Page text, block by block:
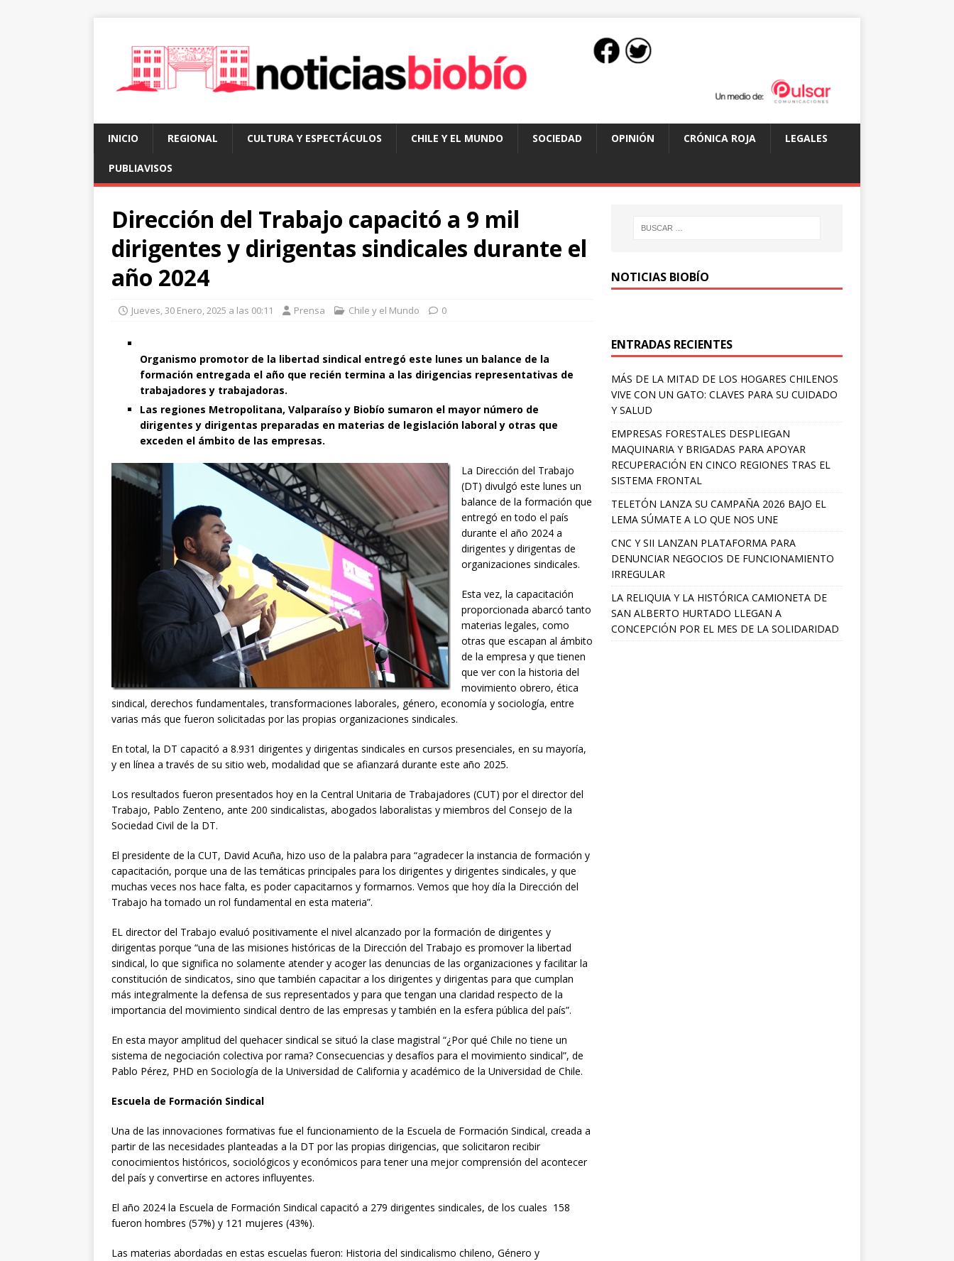
INICIO REGIONAL CULTURA Y ESPECTÁCULOS CHILE Y EL MUNDO SOCIEDAD OPINIÓN CRÓNICA ROJA LEGALES
PUBLIAVISOS
Dirección del Trabajo capacitó a 9 mil
dirigentes y dirigentas sindicales durante el
año 2024
Jueves, 30 Enero, 2025 a las 00:11 Prensa Chile y el Mundo 0
Organismo promotor de la libertad sindical entregó este lunes un balance de la
formación entregada el año que recién termina a las dirigencias representativas de
trabajadores y trabajadoras.
Las regiones Metropolitana, Valparaíso y Biobío sumaron el mayor número de
dirigentes y dirigentas preparadas en materias de legislación laboral y otras que
exceden el ámbito de las empresas.
La Dirección del Trabajo
(DT) divulgó este lunes un
balance de la formación que
entregó en todo el país
durante el año 2024 a
dirigentes y dirigentas de
organizaciones sindicales.
Esta vez, la capacitación
proporcionada abarcó tanto
materias legales, como
otras que escapan al ámbito
de la empresa y que tienen
que ver con la historia del
movimiento obrero, ética
sindical, derechos fundamentales, transformaciones laborales, género, economía y sociología, entre
varias más que fueron solicitadas por las propias organizaciones sindicales.
En total, la DT capacitó a 8.931 dirigentes y dirigentas sindicales en cursos presenciales, en su mayoría,
y en línea a través de su sitio web, modalidad que se afianzará durante este año 2025.
Los resultados fueron presentados hoy en la Central Unitaria de Trabajadores (CUT) por el director del
Trabajo, Pablo Zenteno, ante 200 sindicalistas, abogados laboralistas y miembros del Consejo de la
Sociedad Civil de la DT.
El presidente de la CUT, David Acuña, hizo uso de la palabra para “agradecer la instancia de formación y
capacitación, porque una de las temáticas principales para los dirigentes y dirigentes sindicales, y que
muchas veces nos hace falta, es poder capacitarnos y formarnos. Vemos que hoy día la Dirección del
Trabajo ha tomado un rol fundamental en esta materia”.
EL director del Trabajo evaluó positivamente el nivel alcanzado por la formación de dirigentes y
dirigentas porque “una de las misiones históricas de la Dirección del Trabajo es promover la libertad
sindical, lo que significa no solamente atender y acoger las denuncias de las organizaciones y facilitar la
constitución de sindicatos, sino que también capacitar a los dirigentes y dirigentas para que cumplan
más integralmente la defensa de sus representados y para que tengan una claridad respecto de la
importancia del movimiento sindical dentro de las empresas y también en la esfera pública del país”.
En esta mayor amplitud del quehacer sindical se situó la clase magistral “¿Por qué Chile no tiene un
sistema de negociación colectiva por rama? Consecuencias y desafíos para el movimiento sindical”, de
Pablo Pérez, PHD en Sociología de la Universidad de California y académico de la Universidad de Chile.
Escuela de Formación Sindical
Una de las innovaciones formativas fue el funcionamiento de la Escuela de Formación Sindical, creada a
partir de las necesidades planteadas a la DT por las propias dirigencias, que solicitaron recibir
conocimientos históricos, sociológicos y económicos para tener una mejor comprensión del acontecer
del país y convertirse en actores influyentes.
El año 2024 la Escuela de Formación Sindical capacitó a 279 dirigentes sindicales, de los cuales 158
fueron hombres (57%) y 121 mujeres (43%).
Las materias abordadas en estas escuelas fueron: Historia del sindicalismo chileno, Género y
NOTICIAS BIOBÍO
ENTRADAS RECIENTES
MÁS DE LA MITAD DE LOS HOGARES CHILENOS
VIVE CON UN GATO: CLAVES PARA SU CUIDADO
Y SALUD
EMPRESAS FORESTALES DESPLIEGAN
MAQUINARIA Y BRIGADAS PARA APOYAR
RECUPERACIÓN EN CINCO REGIONES TRAS EL
SISTEMA FRONTAL
TELETÓN LANZA SU CAMPAÑA 2026 BAJO EL
LEMA SÚMATE A LO QUE NOS UNE
CNC Y SII LANZAN PLATAFORMA PARA
DENUNCIAR NEGOCIOS DE FUNCIONAMIENTO
IRREGULAR
LA RELIQUIA Y LA HISTÓRICA CAMIONETA DE
SAN ALBERTO HURTADO LLEGAN A
CONCEPCIÓN POR EL MES DE LA SOLIDARIDAD